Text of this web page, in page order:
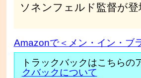
ソネンフェルド監督が登
Amazonで＜メン・イン・ブ
トラックバックはこちら
クバックについて